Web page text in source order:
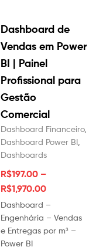
opções
podem
na
Dashboard de
Vendas em Power
BI | Painel
Profissional para
Gestão
Comercial
Dashboard Financeiro,
Dashboard Power BI,
Dashboards
R$197.00 –
R$1,970.00
Dashboard –
Engenhária – Vendas
e Entregas por m³ –
Power BI